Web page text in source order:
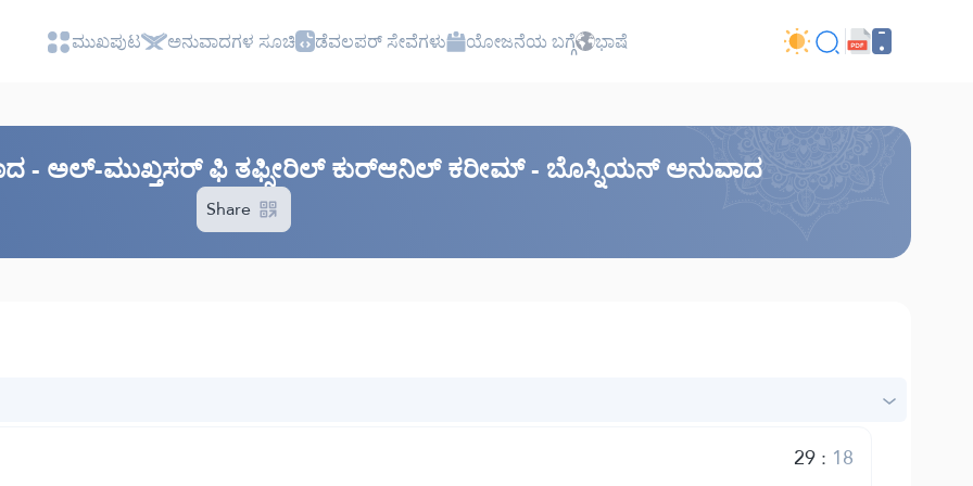
ಮುಖಪುಟ ಅನುವಾದಗಳ ಸೂಚಿ ಡೆವಲಪರ್ ಸೇವೆಗಳು ಯೋಜನೆಯ ಬಗ್ಗೆ ಭಾಷೆ
- ಅಲ್-ಮುಖ್ತಸರ್ ಫಿ ತಫ್ಸೀರಿಲ್ ಕುರ್‌ಆನಿಲ್ ಕರೀಮ್ - ಬೊಸ್ನಿಯನ್ ಅನುವಾದ
Share
29: 18